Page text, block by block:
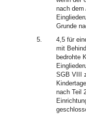
nach dem
Grunde
5.
4,5 für
mit
bedrohte
SGB VIII
nach Teil